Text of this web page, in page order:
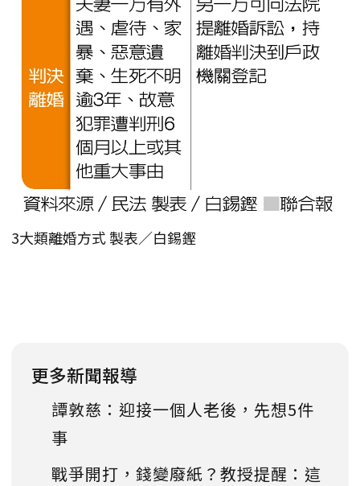
3大類離婚方式 製表／白錫鏗
更多新聞報導
譚敦慈：迎接一個人老後，先想5件
事
戰爭開打，錢變廢紙？教授提醒：這